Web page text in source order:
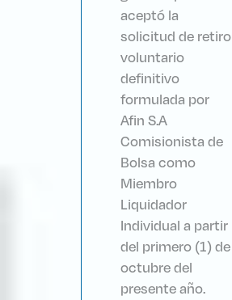
aceptó la
solicitud de retiro
voluntario
definitivo
formulada por
Afin S.A
Comisionista de
Bolsa como
Miembro
Liquidador
Individual a partir
del primero (1) de
octubre del
presente año.